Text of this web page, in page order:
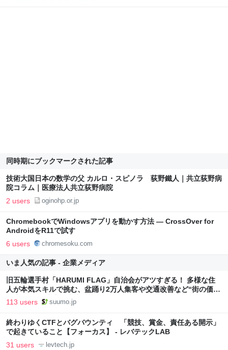
同時期にブックマークされた記事
技術大国日本の数学の父 カルロ・スピノラ 荻野鐵人｜共立荻野病
院コラム｜医療法人共立荻野病院
2 users oginohp.or.jp
ChromebookでWindowsアプリを動かす方法 ― CrossOver for
AndroidをR11で試す
6 users chromesoku.com
いま人気の記事 - 企業メディア
旧五輪選手村「HARUMI FLAG」自治会がアツすぎる！ 多様な住
人が本気スキルで挑む、盆踊り2万人集客や交通改善など“街の価値
向上”戦略 東京・中央区
113 users suumo.jp
終わりゆくCTFとバグバウンティ 「競技、賞金、責任ある開示」
で起きていること【フォーカス】 - レバテックLAB
31 users levtech.jp